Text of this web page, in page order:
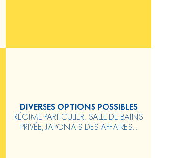
DIVERSES OPTIONS POSSIBLES
RÉGIME PARTICULIER, SALLE DE BAINS
PRIVÉE, JAPONAIS DES AFFAIRES...